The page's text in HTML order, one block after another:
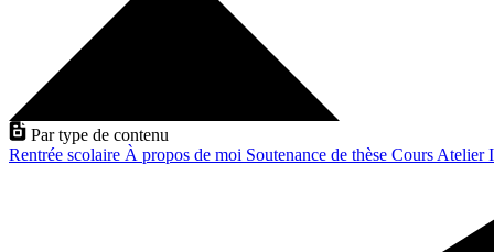
Par type de contenu
Rentrée scolaire À propos de moi Soutenance de thèse Cours Atelier